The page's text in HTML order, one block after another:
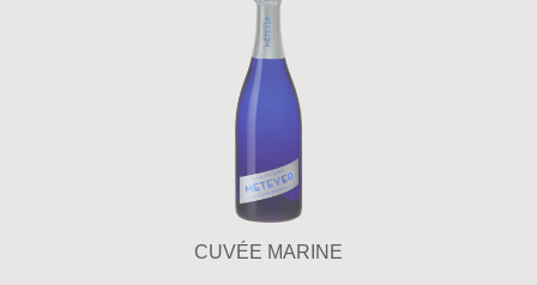
CUVÉE MARINE